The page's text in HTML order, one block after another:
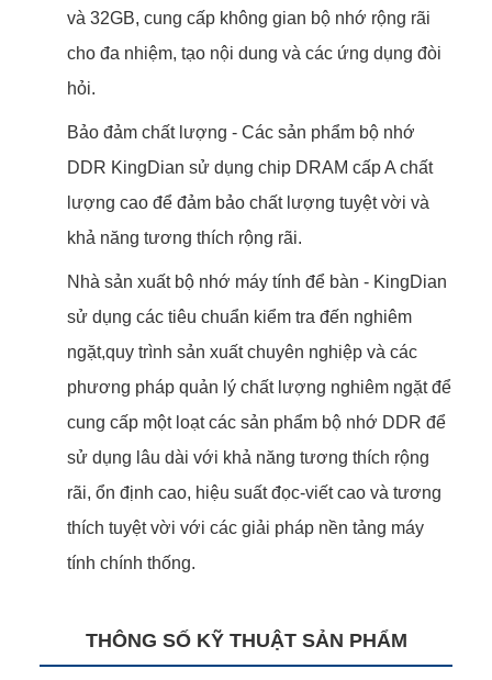
và 32GB, cung cấp không gian bộ nhớ rộng rãi
cho đa nhiệm, tạo nội dung và các ứng dụng đòi
hỏi.
Bảo đảm chất lượng - Các sản phẩm bộ nhớ
DDR KingDian sử dụng chip DRAM cấp A chất
lượng cao để đảm bảo chất lượng tuyệt vời và
khả năng tương thích rộng rãi.
Nhà sản xuất bộ nhớ máy tính để bàn - KingDian
sử dụng các tiêu chuẩn kiểm tra đến nghiêm
ngặt,quy trình sản xuất chuyên nghiệp và các
phương pháp quản lý chất lượng nghiêm ngặt để
cung cấp một loạt các sản phẩm bộ nhớ DDR để
sử dụng lâu dài với khả năng tương thích rộng
rãi, ổn định cao, hiệu suất đọc-viết cao và tương
thích tuyệt vời với các giải pháp nền tảng máy
tính chính thống.
THÔNG SỐ KỸ THUẬT SẢN PHẨM